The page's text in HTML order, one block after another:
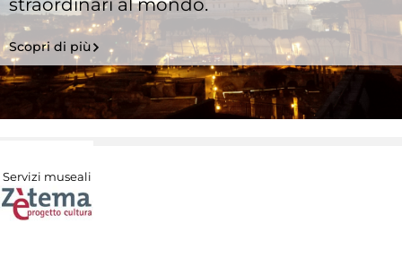
straordinari al mondo.
Scopri di più
Servizi museali